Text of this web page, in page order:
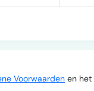
Voorwaarden en het